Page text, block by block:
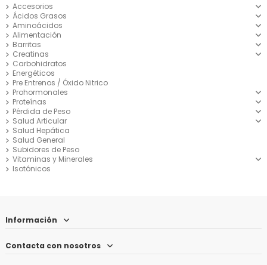
Accesorios
Ácidos Grasos
Aminoácidos
Alimentación
Barritas
Creatinas
Carbohidratos
Energéticos
Pre Entrenos / Óxido Nitrico
Prohormonales
Proteínas
Pérdida de Peso
Salud Articular
Salud Hepática
Salud General
Subidores de Peso
Vitaminas y Minerales
Isotónicos
Información
Contacta con nosotros